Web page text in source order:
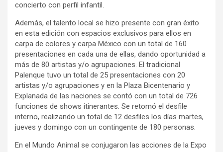
concierto con perfil infantil.
Además, el talento local se hizo presente con gran éxito
en esta edición con espacios exclusivos para ellos en
carpa de colores y carpa México con un total de 160
presentaciones en cada una de ellas, dando oportunidad a
más de 80 artistas y/o agrupaciones. El tradicional
Palenque tuvo un total de 25 presentaciones con 20
artistas y/o agrupaciones y en la Plaza Bicentenario y
Explanada de las naciones se contó con un total de 726
funciones de shows itinerantes. Se retomó el desfile
interno, realizando un total de 12 desfiles los días martes,
jueves y domingo con un contingente de 180 personas.
En el Mundo Animal se conjugaron las acciones de la Expo